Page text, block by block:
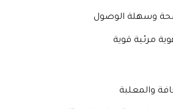
مرئية قوية
والمعلبة